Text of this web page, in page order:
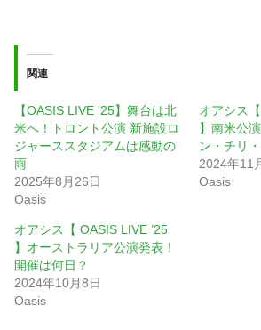
関連
【OASIS LIVE ’25】舞台は北
米へ！トロント公演 新施設ロ
ジャーススタジアムは感動の
雨
2025年8月26日
Oasis
オアシス
】南米公
ン・チリ
2024年11
Oasis
オアシス【 OASIS LIVE ’25
】オーストラリア公演発表！
開催は何日？
2024年10月8日
Oasis